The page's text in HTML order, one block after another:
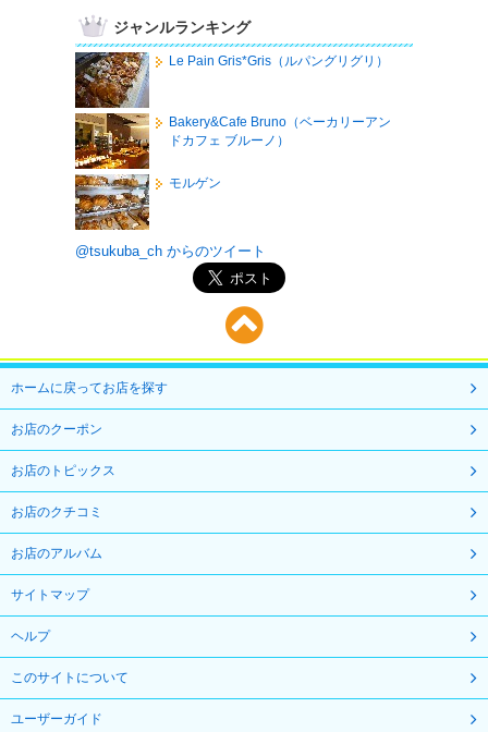
ジャンルランキング
Le Pain Gris*Gris（ルパングリグリ）
Bakery&Cafe Bruno（ベーカリーアン
ドカフェ ブルーノ）
モルゲン
@tsukuba_ch からのツイート
ホームに戻ってお店を探す
お店のクーポン
お店のトピックス
お店のクチコミ
お店のアルバム
サイトマップ
ヘルプ
このサイトについて
ユーザーガイド